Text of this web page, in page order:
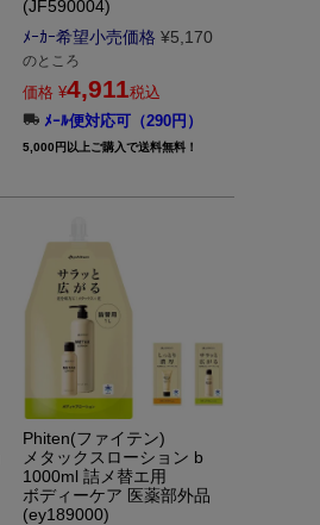
(JF590004)
ﾒｰｶｰ希望小売価格 ¥5,170
のところ
価格 ¥4,911税込
ﾒｰﾙ便対応可（290円）
5,000円以上ご購入で送料無料！
Phiten(ファイテン)
メタックスローション b
1000ml 詰メ替エ用
ボディーケア 医薬部外品
(ey189000)